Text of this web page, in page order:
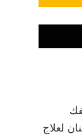
لعلاج